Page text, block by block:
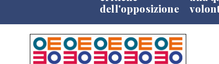
dell'opposizione